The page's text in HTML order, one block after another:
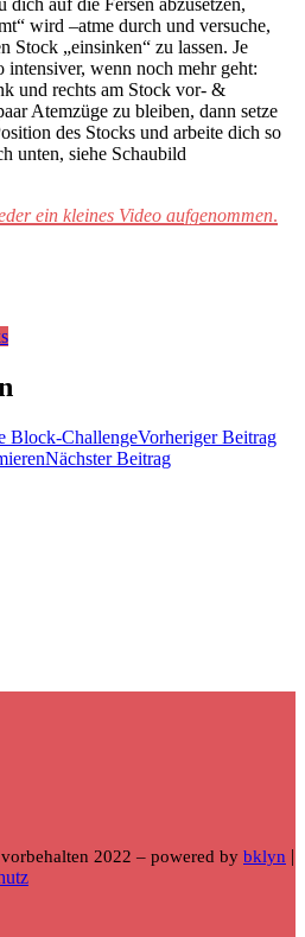
auf die Fersen abzusetzen,
wird –atme durch und versuche,
Stock „einsinken“ zu lassen. Je
intensiver, wenn noch mehr geht:
und rechts am Stock vor- &
Atemzüge zu bleiben, dann setze
des Stocks und arbeite dich so
unten, siehe Schaubild
ein kleines Video aufgenommen.
Block-ChallengeVorheriger Beitrag
Nächster Beitrag
2022 – powered by bklyn |